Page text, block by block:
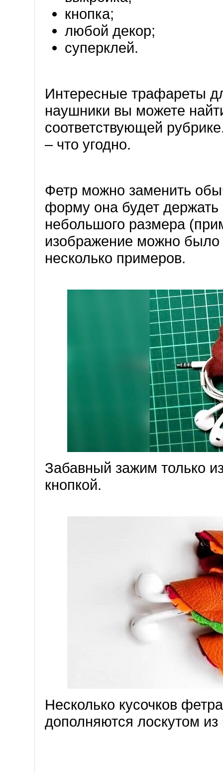
кнопка;
любой декор;
суперклей.
Интересные трафареты
наушники вы можете
соответствующей
– что угодно.
Фетр можно заменить
форму она будет
небольшого размера
изображение можно
несколько примеров.
Забавный зажим только
кнопкой.
Несколько кусочков
дополняются лоскутом из